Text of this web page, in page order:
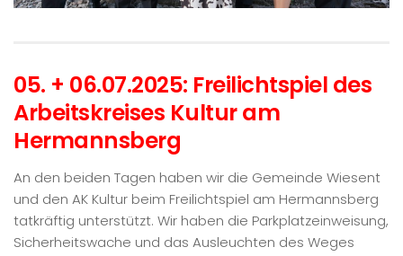
05. + 06.07.2025: Freilichtspiel des
Arbeitskreises Kultur am
Hermannsberg
An den beiden Tagen haben wir die Gemeinde Wiesent
und den AK Kultur beim Freilichtspiel am Hermannsberg
tatkräftig unterstützt. Wir haben die Parkplatzeinweisung,
Sicherheitswache und das Ausleuchten des Weges